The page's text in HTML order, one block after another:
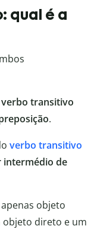
qual é a
verbo transitivo
.
verbo transitivo
intermédio de
objeto
direto e um